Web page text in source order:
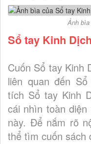
Ảnh
Sổ tay Kinh Dịch
Cuốn Sổ tay Kinh
liên quan đến
tích Sổ tay Kinh
cái nhìn toàn
này. Để nắm rõ
thể tìm cuốn sách